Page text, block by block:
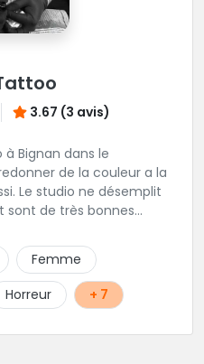
3.67 (3 avis)
Bignan dans le
de la couleur a la
Le studio ne désemplit
sont de très bonnes
est éclectique et vous
en personne.
Femme
Horreur + 7